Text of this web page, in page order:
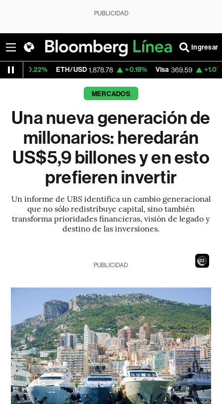
PUBLICIDAD
Ingresar
USD 1,878.78 +0.18% Visa 369.59 +1.07% MercadoLibre
MERCADOS
Una nueva generación de
millonarios: heredarán
US$5,9 billones y en esto
prefieren invertir
Un informe de UBS identifica un cambio generacional
que no sólo redistribuye capital, sino también
transforma prioridades financieras, visión de legado y
destino de las inversiones.
21
PUBLICIDAD